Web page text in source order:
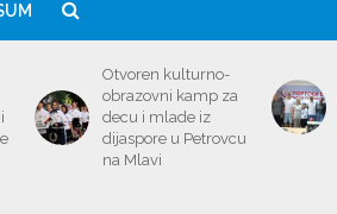
Otvoren kulturno-
obrazovni kamp za
decu i mlade iz
dijaspore u Petrovcu
na Mlavi